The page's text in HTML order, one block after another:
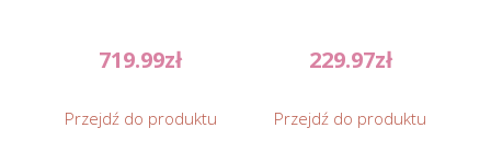
719.99zł
Przejdź do produktu
229.97zł
Przejdź do produktu